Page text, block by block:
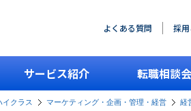
よくある質問 採
サービス紹介 転職相談
クラス マーケティング・企画・管理・経営 経